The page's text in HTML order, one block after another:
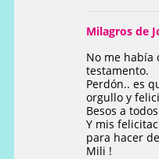
Milagros de
No me había
testamento.
Perdón.. es
orgullo y
Besos a
Y mis
para hacer
Mili !